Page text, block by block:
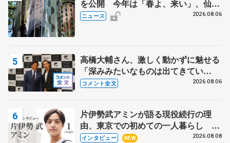
を公開 今年は「春よ、来い」、仙台
の瑞鳳殿
ニュース 2026.08.06
高橋大輔さん、激しく動かずに魅せる
「深みみたいなものは出てきてい
る？」 〝兄さん〟と慕うレジェンド
コメント全文 2026.08.06
片伊勢武アミンが語る現役続行の理
由、東京での初めての一人暮らし 注
目スケーターの「今」に迫る
インタビュー NEW 2026.08.08